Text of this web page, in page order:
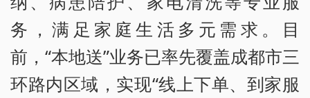
务，满足家庭生活多元需求。目
前，“本地送”业务已率先覆盖成都市三
环路内区域，实现“线上下单、到家服